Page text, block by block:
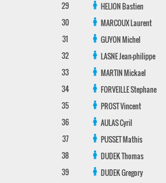
29
HELIONBastien
30
MARCOUXLaurent
31
GUYONMichel
32
LASNEJean-philippe
33
MARTINMickael
34
FORVEILLEStephane
35
PROSTVincent
36
AULASCyril
37
PUSSETMathis
38
DUDEKThomas
39
DUDEKGregory